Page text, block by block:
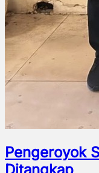
Pengeroyok